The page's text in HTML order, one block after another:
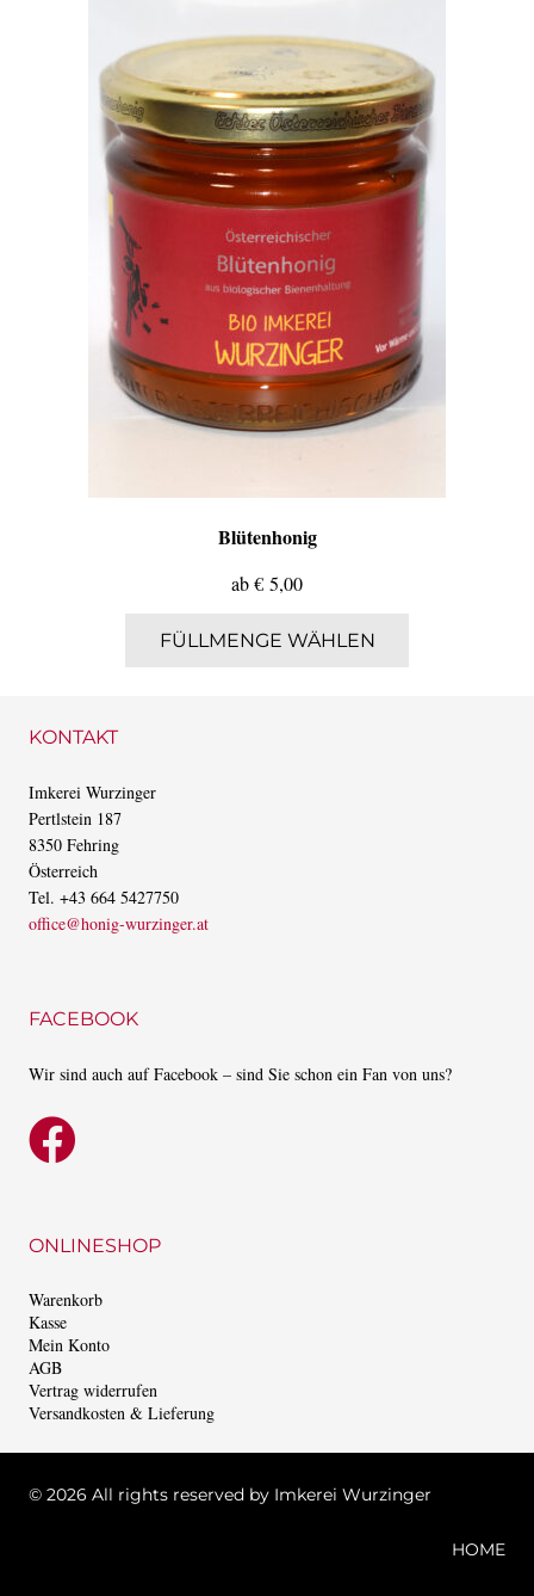
Blütenhonig
ab€ 5,00
FÜLLMENGE WÄHLEN
werden
KONTAKT
Imkerei Wurzinger
Pertlstein 187
8350 Fehring
Österreich
Tel. +43 664 5427750
office@honig-wurzinger.at
FACEBOOK
Wir sind auch auf Facebook – sind Sie schon ein Fan von uns?
ONLINESHOP
Warenkorb
Kasse
Mein Konto
AGB
Vertrag widerrufen
Versandkosten & Lieferung
© 2026 All rights reserved by Imkerei Wurzinger
HOME